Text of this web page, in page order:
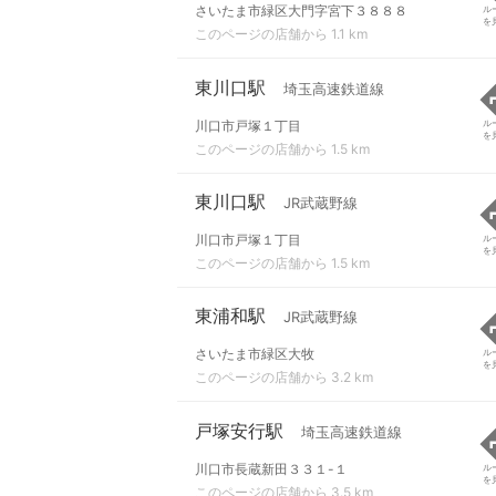
さいたま市緑区大門字宮下３８８８
このページの店舗から 1.1 km
ル
を
東川口駅 埼玉高速鉄道線
川口市戸塚１丁目
このページの店舗から 1.5 km
ル
を
東川口駅 JR武蔵野線
川口市戸塚１丁目
このページの店舗から 1.5 km
ル
を
東浦和駅 JR武蔵野線
さいたま市緑区大牧
このページの店舗から 3.2 km
ル
を
戸塚安行駅 埼玉高速鉄道線
川口市長蔵新田３３１-１
このページの店舗から 3.5 km
ル
を